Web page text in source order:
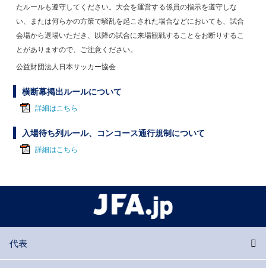
たルールも遵守してください。大会を運営する係員の指示を遵守しな
い、または何らかの方策で騒乱を起こされた場合などにおいても、試合
会場から退場いただき、以降の試合に来場観戦することをお断りするこ
とがありますので、ご注意ください。
公益財団法人日本サッカー協会
横断幕掲出ルールについて
詳細はこちら
入場待ち列ルール、コンコース通行規制について
詳細はこちら
代表